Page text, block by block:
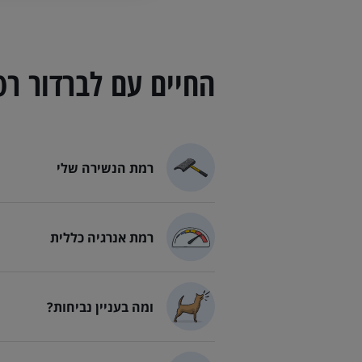
החיים עם לברדור
רמת הנשירה שלי
רמת הנשירה של לברדור
רמת אנרגיה כללית
רמת האנרגיה של לברדור
ומה בעניין נביחות?
לברדור רטריבר נובח? כשצריך